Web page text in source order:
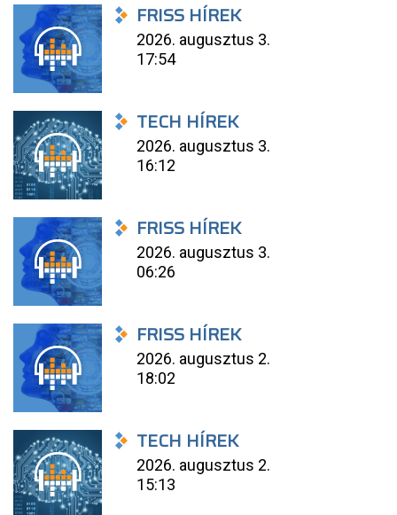
FRISS HÍREK
2026. augusztus 3.
17:54
TECH HÍREK
2026. augusztus 3.
16:12
FRISS HÍREK
2026. augusztus 3.
06:26
FRISS HÍREK
2026. augusztus 2.
18:02
TECH HÍREK
2026. augusztus 2.
15:13